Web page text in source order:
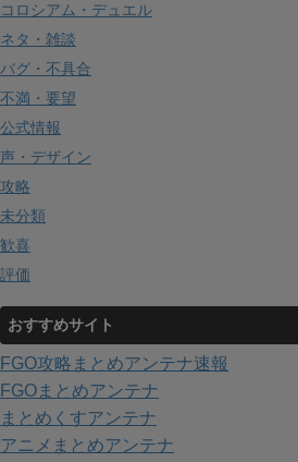
コロシアム・デュエル
ネタ・雑談
バグ・不具合
不満・要望
公式情報
声・デザイン
攻略
未分類
歓喜
評価
おすすめサイト
FGO攻略まとめアンテナ速報
FGOまとめアンテナ
まとめくすアンテナ
アニメまとめアンテナ